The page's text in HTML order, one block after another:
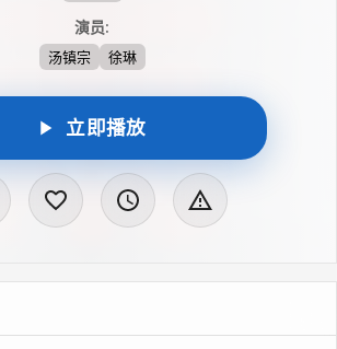
演员:
汤镇宗 徐琳
立即播放